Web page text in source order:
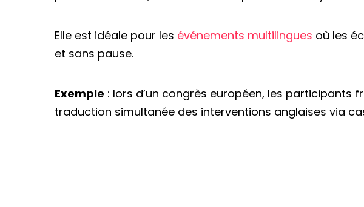
Elle est idéale pour les événements multilingues où les
et sans pause.
Exemple : lors d’un congrès européen, les participants
traduction simultanée des interventions anglaises via